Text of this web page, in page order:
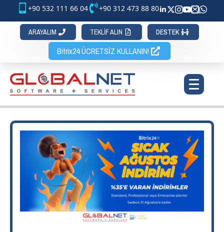
+90 532 111 66 04 +90 312 473 88 80
ARAYALIM TEKLİF ALIN DESTEK
Bitrix24 ÜCRETSİZ KULLANIN!